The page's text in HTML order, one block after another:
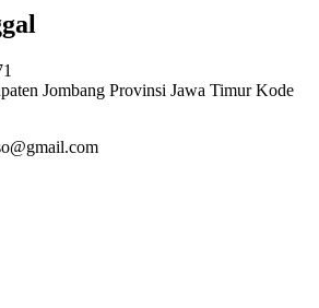
Jombang Provinsi Jawa Timur Kode